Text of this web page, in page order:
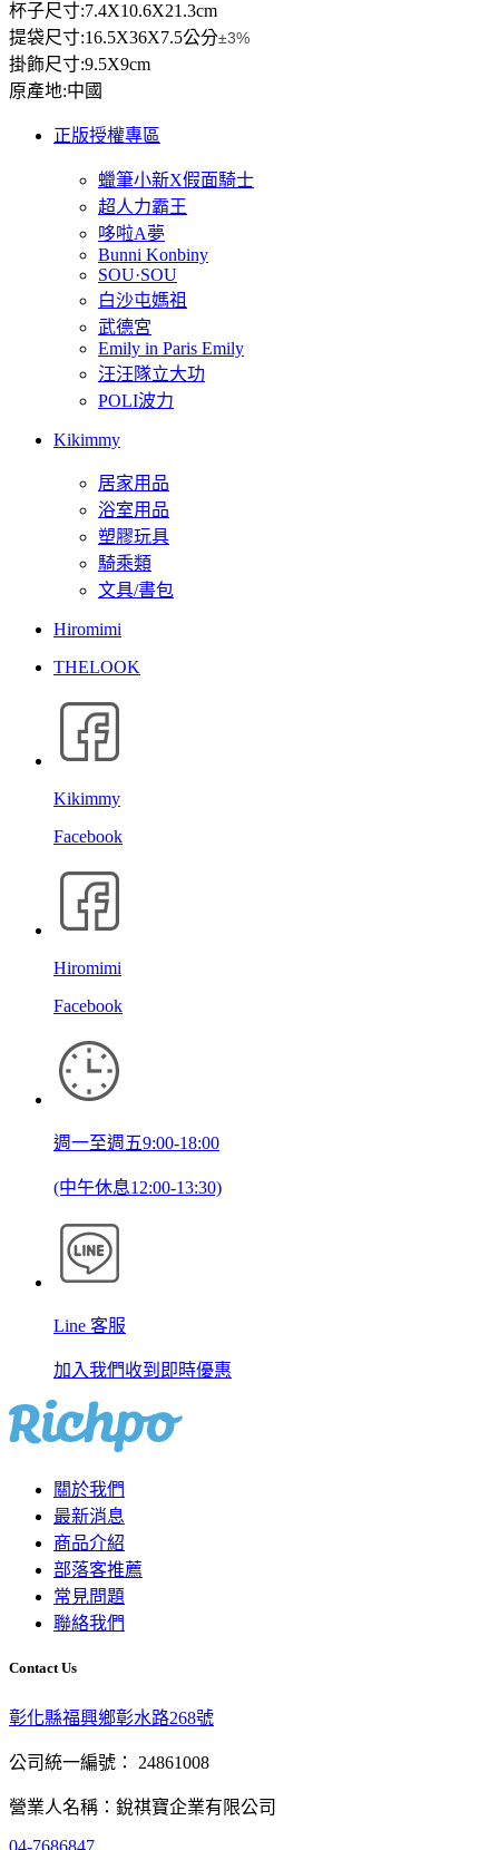
杯子尺寸:7.4X10.6X21.3cm
提袋尺寸:16.5X36X7.5公分±3%
掛飾尺寸:9.5X9cm
原產地:中國
正版授權專區
蠟筆小新X假面騎士
超人力霸王
哆啦A夢
Bunni Konbiny
SOU·SOU
白沙屯媽祖
武德宮
Emily in Paris Emily
汪汪隊立大功
POLI波力
Kikimmy
居家用品
浴室用品
塑膠玩具
騎乘類
文具/書包
Hiromimi
THELOOK
Kikimmy
Facebook
Hiromimi
Facebook
週一至週五9:00-18:00
(中午休息12:00-13:30)
Line 客服
加入我們收到即時優惠
關於我們
最新消息
商品介紹
部落客推薦
常見問題
聯絡我們
Contact Us
彰化縣福興鄉彰水路268號
公司統一編號： 24861008
營業人名稱：銳祺寶企業有限公司
04-7686847